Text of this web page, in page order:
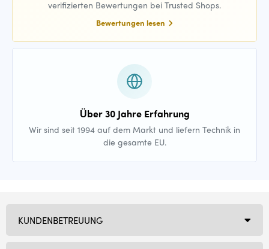
verifizierten Bewertungen bei Trusted Shops.
Bewertungen lesen
Über 30 Jahre Erfahrung
Wir sind seit 1994 auf dem Markt und liefern Technik in
die gesamte EU.
KUNDENBETREUUNG